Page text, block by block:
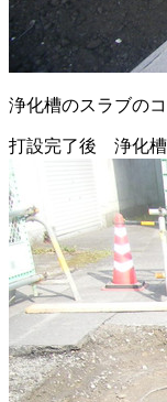
浄化槽のスラブの
打設完了後 浄化槽